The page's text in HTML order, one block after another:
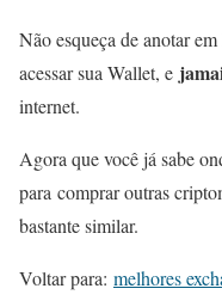
Não esqueça de anotar
acessar sua Wallet, e
internet.
Agora que você já sabe
para comprar outras
bastante similar.
Voltar para: melhores